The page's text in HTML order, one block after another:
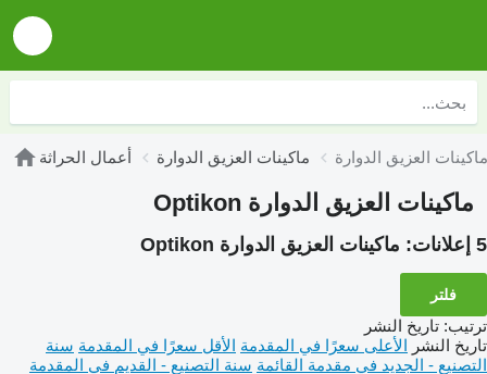
أعمال الحراثة ماكينات العزيق الدوارة
ماكينات العزيق الدوارة Optikon
5 إعلانات: ماكينات العزيق الدوارة Optikon
فلتر
ترتيب: تاريخ النشر
تاريخ النشر الأعلى سعرًا في المقدمة الأقل سعرًا في المقدمة سنة
التصنيع - الجديد في مقدمة القائمة سنة التصنيع - القديم في المقدمة